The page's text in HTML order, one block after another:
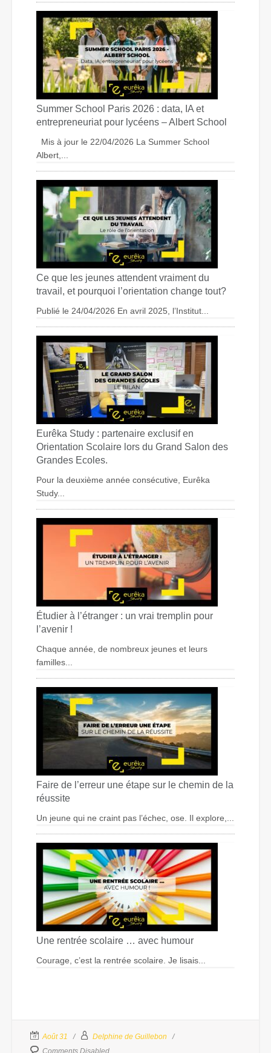
Summer School Paris 2026 : data, IA et
entrepreneuriat pour lycéens – Albert School
Mis à jour le 22/04/2026 La Summer School
Albert,...
Ce que les jeunes attendent vraiment du
travail, et pourquoi l’orientation change tout?
Publié le 24/04/2026 En avril 2025, l’Institut...
Eurêka Study : partenaire exclusif en
Orientation Scolaire lors du Grand Salon des
Grandes Ecoles.
Pour la deuxième année consécutive, Eurêka
Study...
Étudier à l’étranger : un vrai tremplin pour
l’avenir !
Chaque année, de nombreux jeunes et leurs
familles...
Faire de l’erreur une étape sur le chemin de la
réussite
Un jeune qui ne craint pas l’échec, ose. Il explore,...
Une rentrée scolaire … avec humour
Courage, c’est la rentrée scolaire. Je lisais...
Août 31
Delphine de Guillebon
Comments Disabled